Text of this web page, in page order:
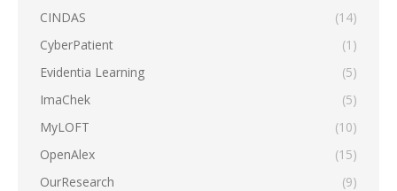
CINDAS
(14)
CyberPatient
(1)
Evidentia Learning
(5)
ImaChek
(5)
MyLOFT
(10)
OpenAlex
(15)
OurResearch
(9)